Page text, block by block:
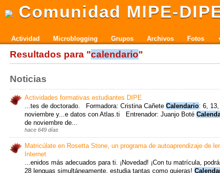
Comunidad MIPE-
Actividad Microblogging Grupos Archivos Fotos
Resultados para "calendario"
Noticias
Actividades formativas estudiantes DIPE
...tes de doctorado. Formadora: Cristina Cañete Calendario: 6,
noviembre y...e datos con Atlas.ti Entrenador: Juanjo Boté
de noviembre de...
hace 649 días
Matricúlate en Rosetta Stone, un programa de autoaprendizaje de
Internet
...enidos más adecuados para ti. ¡Novedad! ¡Con tu matrícula,
28 lenguas simultáneamente, estudia tantas como quieras!